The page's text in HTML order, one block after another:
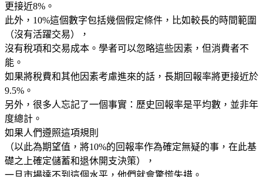
更接近8%。
此外，10%這個數字包括幾個假定條件，比如較長的時間範圍
（沒有活躍交易），
沒有稅項和交易成本。學者可以忽略這些因素，但消費者不
能。
如果將稅費和其他因素考慮進來的話，長期回報率將更接近於
9.5%。
另外，很多人忘記了一個事實：歷史回報率是平均數，並非年
度總計。
如果人們遵照這項規則
（以此為期望值，將10%的回報率作為確定無疑的事，在此基
礎之上確定儲蓄和退休開支決策），
一旦市場達不到這個水平，他們就會驚慌失措。